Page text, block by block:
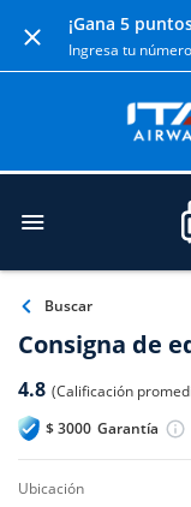
¡Gana 5
Ingresa tu
Buscar
Consigna de
4.8 (Calificación
$3000 Garantía
ubicación